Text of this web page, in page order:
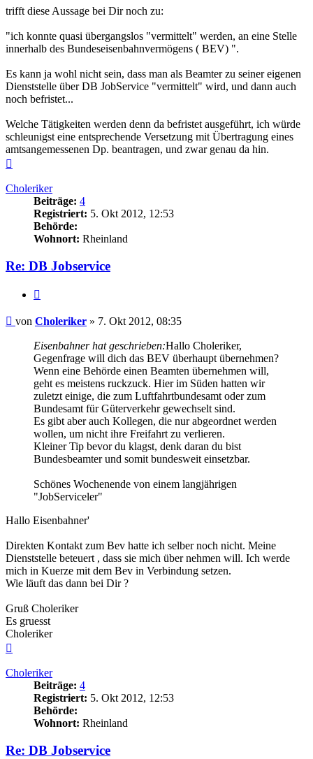
trifft diese Aussage bei Dir noch zu:
"ich konnte quasi übergangslos "vermittelt" werden, an eine Stelle
innerhalb des Bundeseisenbahnvermögens ( BEV) ".
Es kann ja wohl nicht sein, dass man als Beamter zu seiner eigenen
Dienststelle über DB JobService "vermittelt" wird, und dann auch
noch befristet...
Welche Tätigkeiten werden denn da befristet ausgeführt, ich würde
schleunigst eine entsprechende Versetzung mit Übertragung eines
amtsangemessenen Dp. beantragen, und zwar genau da hin.
Choleriker
Beiträge: 4
Registriert: 5. Okt 2012, 12:53
Behörde:
Wohnort: Rheinland
Re: DB Jobservice
Beitrag
von Choleriker » 7. Okt 2012, 08:35
Eisenbahner hat geschrieben:Hallo Choleriker,
Gegenfrage will dich das BEV überhaupt übernehmen?
Wenn eine Behörde einen Beamten übernehmen will,
geht es meistens ruckzuck. Hier im Süden hatten wir
zuletzt einige, die zum Luftfahrtbundesamt oder zum
Bundesamt für Güterverkehr gewechselt sind.
Es gibt aber auch Kollegen, die nur abgeordnet werden
wollen, um nicht ihre Freifahrt zu verlieren.
Kleiner Tip bevor du klagst, denk daran du bist
Bundesbeamter und somit bundesweit einsetzbar.
Schönes Wochenende von einem langjährigen
"JobServiceler"
Hallo Eisenbahner'
Direkten Kontakt zum Bev hatte ich selber noch nicht. Meine
Dienststelle beteuert , dass sie mich über nehmen will. Ich werde
mich in Kuerze mit dem Bev in Verbindung setzen.
Wie läuft das dann bei Dir ?
Gruß Choleriker
Es gruesst
Choleriker
Choleriker
Beiträge: 4
Registriert: 5. Okt 2012, 12:53
Behörde:
Wohnort: Rheinland
Re: DB Jobservice